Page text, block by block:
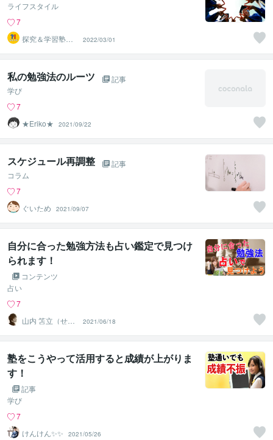
ライフスタイル
7
探究＆学習塾｜
なぜラボ
2022/03/01
私の勉強法のルーツ
記事
学び
7
★Eriko★
2021/09/22
スケジュール再調整
記事
コラム
7
ぐいため
2021/09/07
自分に合った勉強方法も占い鑑定で見つけ
られます！
コンテンツ
占い
7
山内 笘立（せん
りゅう）
2021/06/18
塾をこうやって活用すると成績が上がりま
す！
記事
学び
7
けんけん✨✨
2021/05/26